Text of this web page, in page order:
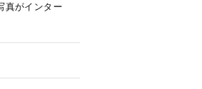
真がインター